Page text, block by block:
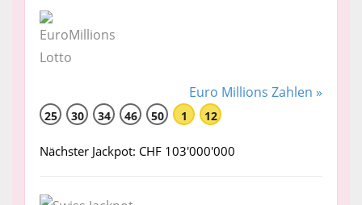
Euro Millions Zahlen »
25 30 34 46 50 1 12
Nächster Jackpot: CHF 103'000'000